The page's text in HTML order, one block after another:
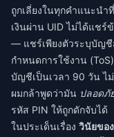
ถูกเลี่ยงในทุกคำแนะนำ
เงินผ่าน UID ไม่ได้แช
— แชร์เพียงตัวระบุบัญ
กำหนดการใช้งาน
บัญชีเป็นเวลา 90 วัน ไ
ผมกล้าพูดว่ามัน ปลอดภั
รหัส PIN ให้ถูกดักจับได้
ในประเด็นเรื่อง วินัยขอ